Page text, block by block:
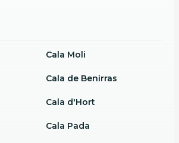
Cala Moli
Cala de Benirras
Cala d'Hort
Cala Pada